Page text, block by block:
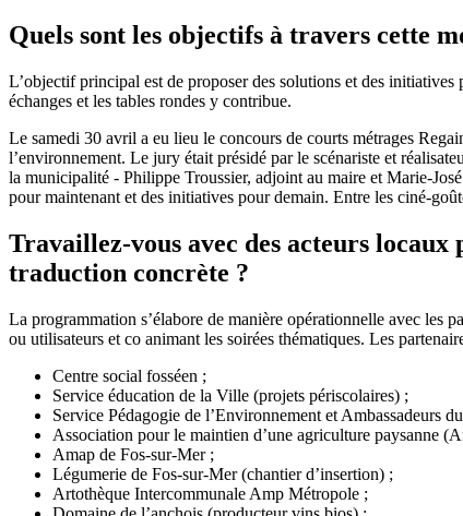
Quels sont les objectifs à travers cette
L’objectif principal est de proposer des solutions et des
échanges et les tables rondes y contribue.
Le samedi 30 avril a eu lieu le concours de courts métrages
l’environnement. Le jury était présidé par le scénariste et
la municipalité - Philippe Troussier, adjoint au maire et Marie-
pour maintenant et des initiatives pour demain. Entre les ciné-
Travaillez-vous avec des acteurs
traduction concrète ?
La programmation s’élabore de manière opérationnelle avec les
ou utilisateurs et co animant les soirées thématiques. Les
Centre social fosséen ;
Service éducation de la Ville (projets périscolaires) ;
Service Pédagogie de l’Environnement et Ambassadeurs
Association pour le maintien d’une agriculture paysanne
Amap de Fos-sur-Mer ;
Légumerie de Fos-sur-Mer (chantier d’insertion) ;
Artothèque Intercommunale Amp Métropole ;